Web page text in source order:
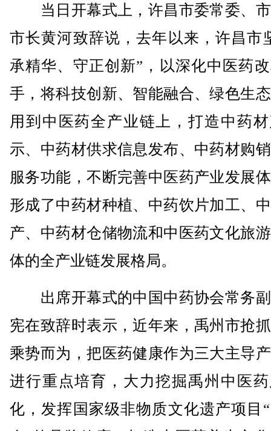
当日开幕式上，许昌市委常委、
市长黄河致辞说，去年以来，许昌市
承精华、守正创新”，以深化中医药
手，将科技创新、智能融合、绿色生
用到中医药全产业链上，打造中药
示、中药材供求信息发布、中药材购
服务功能，不断完善中医药产业发展
形成了中药材种植、中药饮片加工、
产、中药材仓储物流和中医药文化旅
体的全产业链发展格局。
出席开幕式的中国中药协会常务
宪在致辞时表示，近年来，禹州市抢
乘势而为，把医药健康作为三大主导
进行重点培育，大力挖掘禹州中医
化，发挥国家级非物质文化遗产项目